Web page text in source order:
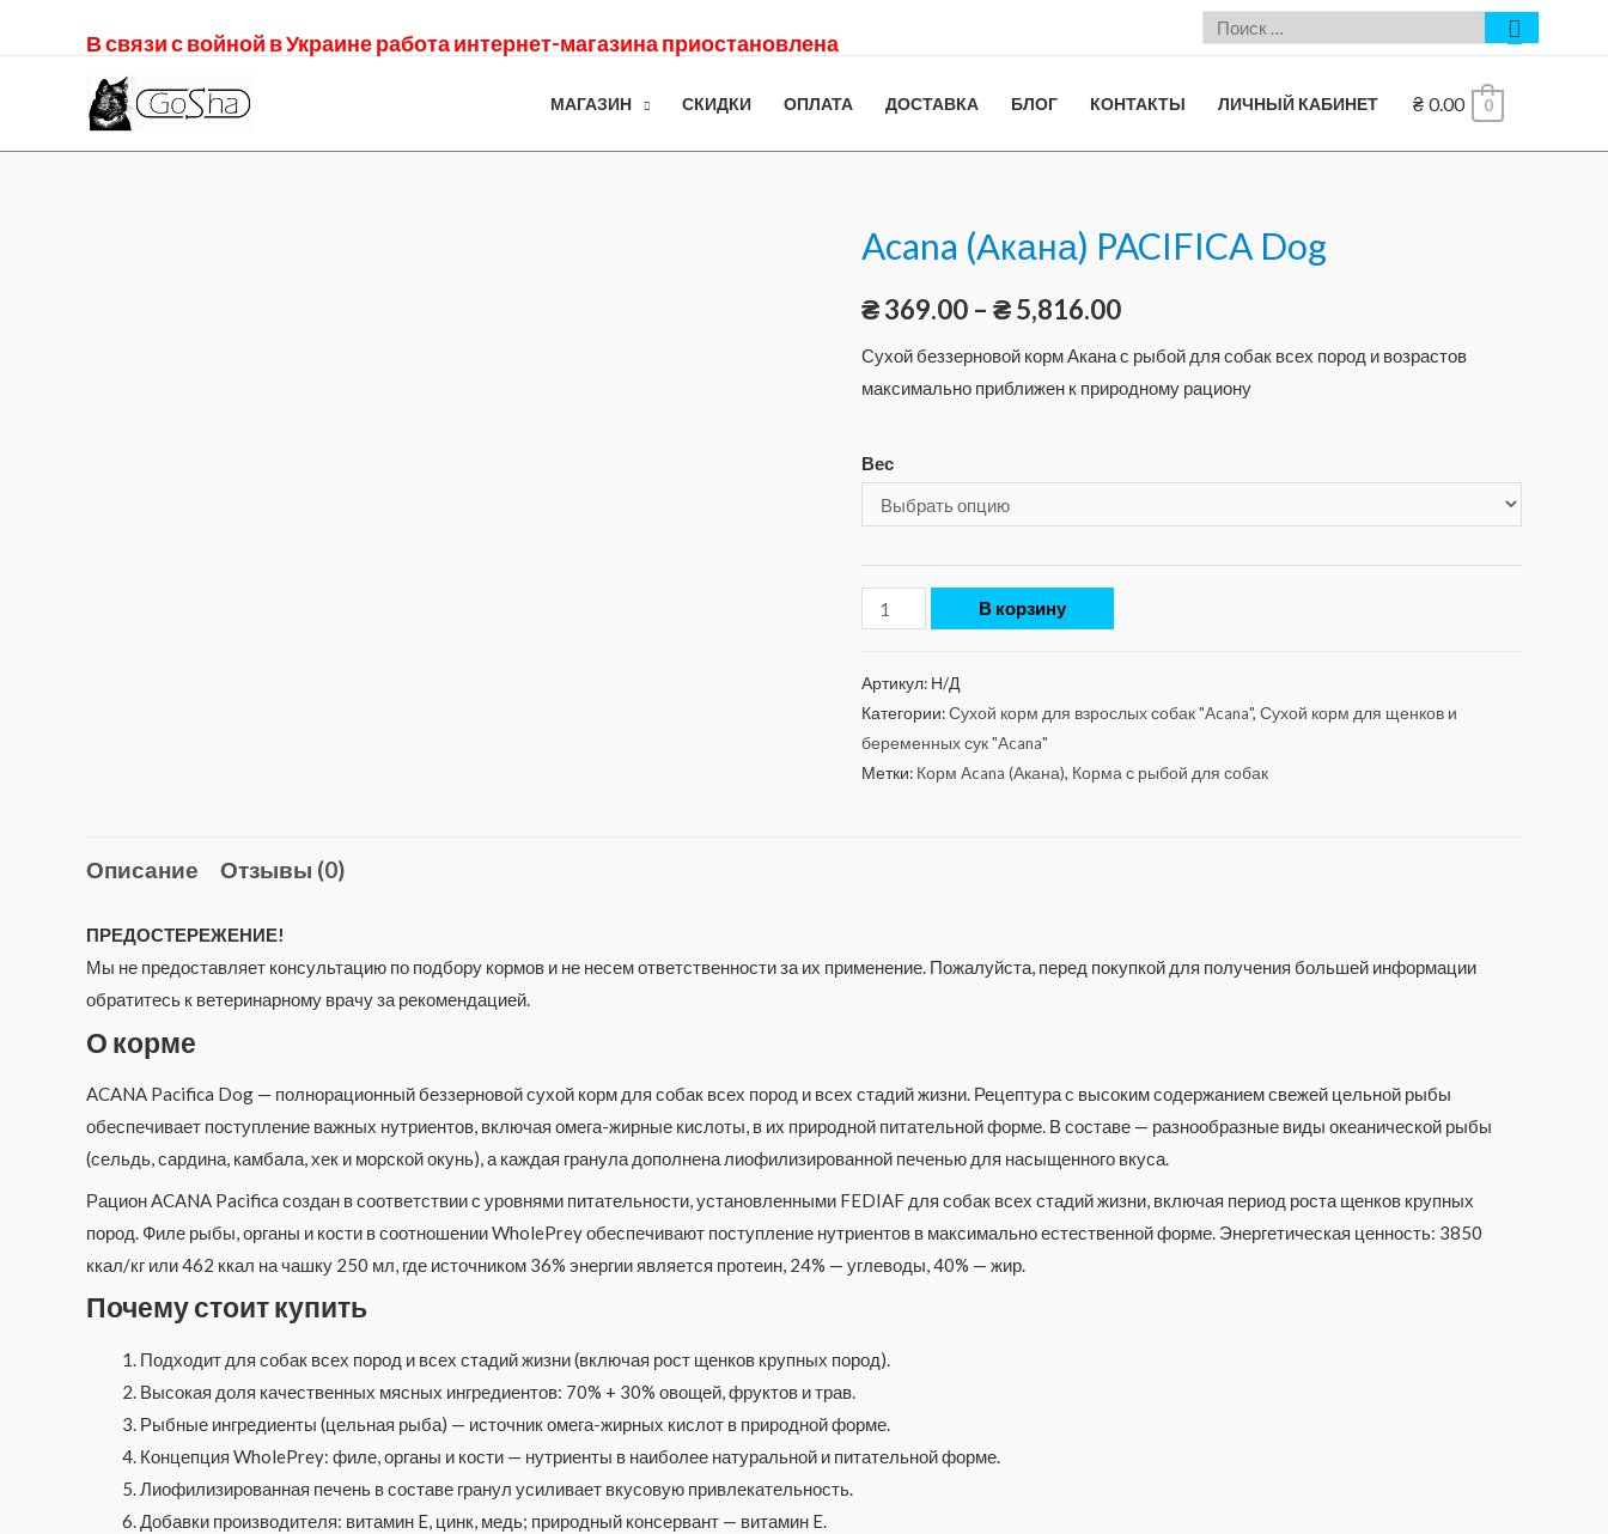
В связи с войной в Украине работа интернет-магазина приостановлена
МАГАЗИН СКИДКИ ОПЛАТА ДОСТАВКА БЛОГ КОНТАКТЫ ЛИЧНЫЙ КАБИНЕТ ₴ 0.00 0
Acana (Акана) PACIFICA Dog
₴369.00 – ₴5,816.00
Сухой беззерновой корм Акана с рыбой для собак всех пород и возрастов
максимально приближен к природному рациону
Вес
В корзину
Артикул: Н/Д
Категории:Сухой корм для взрослых собак "Acana", Сухой корм для щенков и
беременных сук "Acana"
Метки: Корм Acana (Акана), Корма с рыбой для собак
Описание Отзывы (0)
ПРЕДОСТЕРЕЖЕНИЕ!
Мы не предоставляет консультацию по подбору кормов и не несем ответственности за их применение. Пожалуйста, перед покупкой для получения большей информации
обратитесь к ветеринарному врачу за рекомендацией.
О корме
ACANA Pacifica Dog — полнорационный беззерновой сухой корм для собак всех пород и всех стадий жизни. Рецептура с высоким содержанием свежей цельной рыбы
обеспечивает поступление важных нутриентов, включая омега-жирные кислоты, в их природной питательной форме. В составе — разнообразные виды океанической рыбы
(сельдь, сардина, камбала, хек и морской окунь), а каждая гранула дополнена лиофилизированной печенью для насыщенного вкуса.
Рацион ACANA Pacifica создан в соответствии с уровнями питательности, установленными FEDIAF для собак всех стадий жизни, включая период роста щенков крупных
пород. Филе рыбы, органы и кости в соотношении WholePrey обеспечивают поступление нутриентов в максимально естественной форме. Энергетическая ценность: 3850
ккал/кг или 462 ккал на чашку 250 мл, где источником 36% энергии является протеин, 24% — углеводы, 40% — жир.
Почему стоит купить
Подходит для собак всех пород и всех стадий жизни (включая рост щенков крупных пород).
Высокая доля качественных мясных ингредиентов: 70% + 30% овощей, фруктов и трав.
Рыбные ингредиенты (цельная рыба) — источник омега-жирных кислот в природной форме.
Концепция WholePrey: филе, органы и кости — нутриенты в наиболее натуральной и питательной форме.
Лиофилизированная печень в составе гранул усиливает вкусовую привлекательность.
Добавки производителя: витамин E, цинк, медь; природный консервант — витамин E.